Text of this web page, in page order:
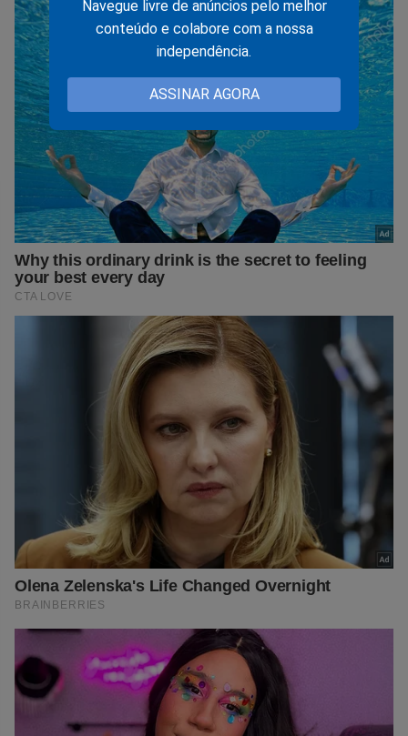
Navegue livre de anúncios pelo melhor
conteúdo e colabore com a nossa
independência.
ASSINAR AGORA